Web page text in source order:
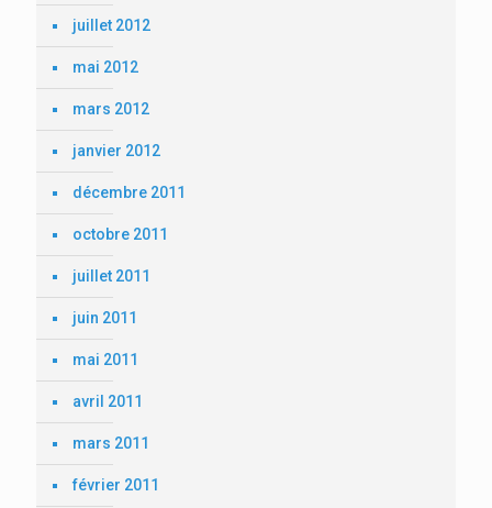
juillet 2012
mai 2012
mars 2012
janvier 2012
décembre 2011
octobre 2011
juillet 2011
juin 2011
mai 2011
avril 2011
mars 2011
février 2011